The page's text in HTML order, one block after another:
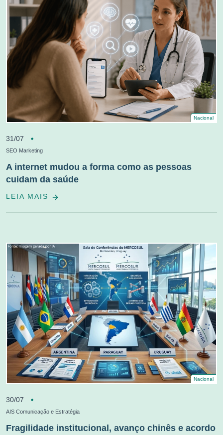
Nacional
31/07
SEO Marketing
A internet mudou a forma como as pessoas
cuidam da saúde
LEIA MAIS
Nacional
30/07
AIS Comunicação e Estratégia
Fragilidade institucional, avanço chinês e acordo